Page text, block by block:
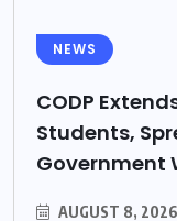
NEWS
CODP
Students,
Government
AUGUST 8, 2026